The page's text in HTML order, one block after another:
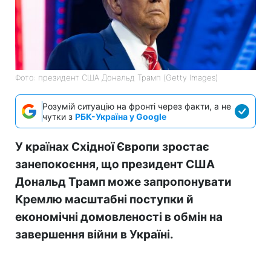
Фото: президент США Дональд Трамп (Getty Images)
Розумій ситуацію на фронті через факти, а не
чутки з РБК-Україна у Google
У країнах Східної Європи зростає
занепокоєння, що президент США
Дональд Трамп може запропонувати
Кремлю масштабні поступки й
економічні домовленості в обмін на
завершення війни в Україні.